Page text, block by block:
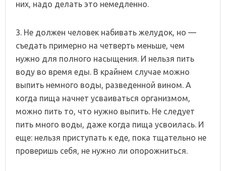
них, надо делать это немедленно.
3. Не должен человек набивать желудок, но —
съедать примерно на четверть меньше, чем
нужно для полного насыщения. И нельзя пить
воду во время еды. В крайнем случае можно
выпить немного воды, разведенной вином. А
когда пища начнет усваиваться организмом,
можно пить то, что нужно выпить. Не следует
пить много воды, даже когда пища усвоилась. И
еще: нельзя приступать к еде, пока тщательно не
проверишь себя, не нужно ли опорожниться.